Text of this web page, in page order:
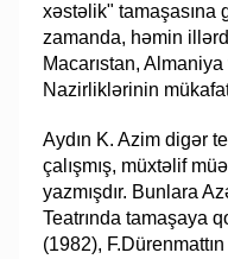
xəstəlik" tamaşasına
zamanda, həmin
Macarıstan,
Nazirliklərinin
Aydın K. Azim digər
çalışmış, müxtəlif
yazmışdır. Bunlara
Teatrında tamaşaya
(1982),